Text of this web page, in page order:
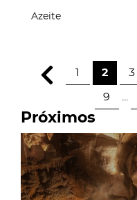
Azeite
1 2 3
9
Próximos
page